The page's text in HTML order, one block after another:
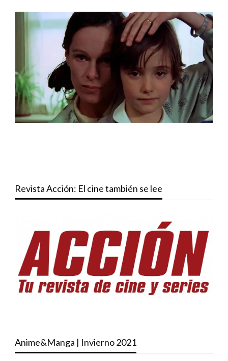
Revista Acción: El cine también se lee
Anime&Manga | Invierno 2021